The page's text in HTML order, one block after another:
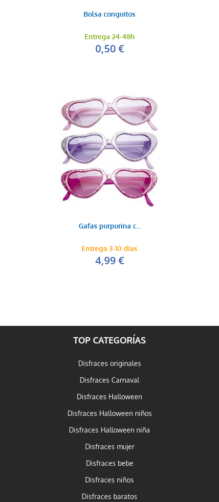
Bolsa conguitos
Entrega 24-48h
0,50 €
Gafas purpurina c...
Entrega 3-10 días
4,99 €
TOP CATEGORÍAS
Disfraces originales
Disfraces Carnaval
Disfraces Halloween
Disfraces Halloween niños
Disfraces Halloween niña
Disfraces mujer
Disfraces bebe
Disfraces niños
Disfraces baratos